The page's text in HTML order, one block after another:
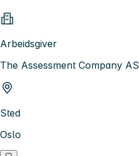
Arbeidsgiver
The Assessment Company AS
Sted
Oslo